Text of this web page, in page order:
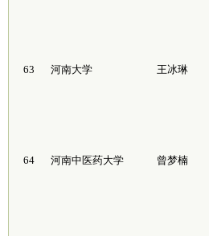
63 河南大学 王冰琳
64 河南中医药大学 曾梦楠